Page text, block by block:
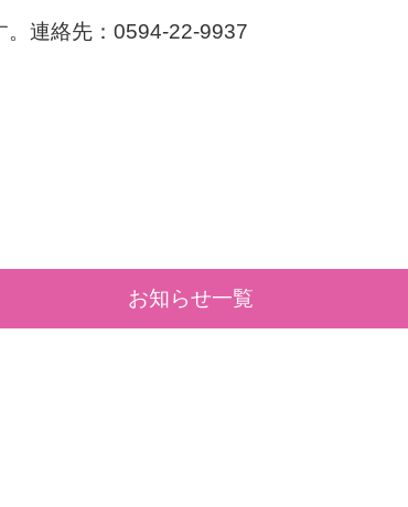
。連絡先：0594-22-9937
お知らせ一覧